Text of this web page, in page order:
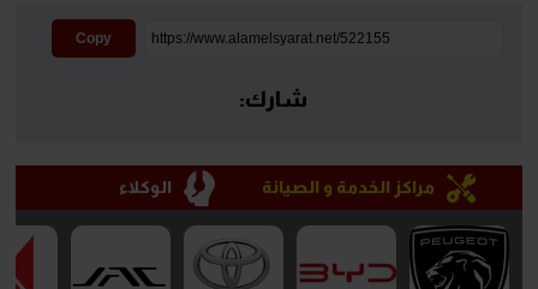
Copy
شارك:
مراكز الخدمة و الصيانة الوكلاء